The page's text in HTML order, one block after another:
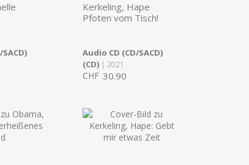
Kerkeling, Hape
Pfoten vom Tisch!
Audio CD (CD/SACD)
(CD) | 2021
CHF 30.90